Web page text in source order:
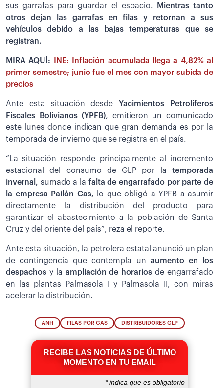
sus garrafas para guardar el espacio.
Mientras tanto
otros dejan las garrafas en filas y retornan a sus
vehículos debido a las bajas temperaturas que se
registran.
MIRA AQUÍ:
INE: Inflación acumulada llega a 4,82% al
primer semestre; junio fue el mes con mayor subida de
precios
Ante esta situación desde Yacimientos Petrolíferos
Fiscales Bolivianos (YPFB), emitieron un comunicado
este lunes donde indican que gran demanda es por la
temporada de invierno que se registra en el país.
“La situación responde principalmente al incremento
estacional del consumo de GLP por la temporada
invernal, sumado a la falta de engarrafado por parte de
la empresa Pailón Gas,
lo que obligó a YPFB a asumir
directamente la distribución del producto para
garantizar el abastecimiento a la población de Santa
Cruz y del oriente del país”, reza el reporte.
Ante esta situación, la petrolera estatal anunció un plan
de contingencia que contempla un aumento en los
despachos y la ampliación de horarios de engarrafado
en las plantas Palmasola I y Palmasola II, con miras
acelerar la distribución.
ANH FILAS POR GAS DISTRIBUIDORES GLP
RECIBE LAS NOTICIAS DE ÚLTIMO
MOMENTO EN TU EMAIL
*indica que es obligatorio